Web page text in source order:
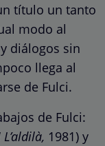
título un tanto
modo al
diálogos sin
llega al
de Fulci.
de Fulci:
1981) y